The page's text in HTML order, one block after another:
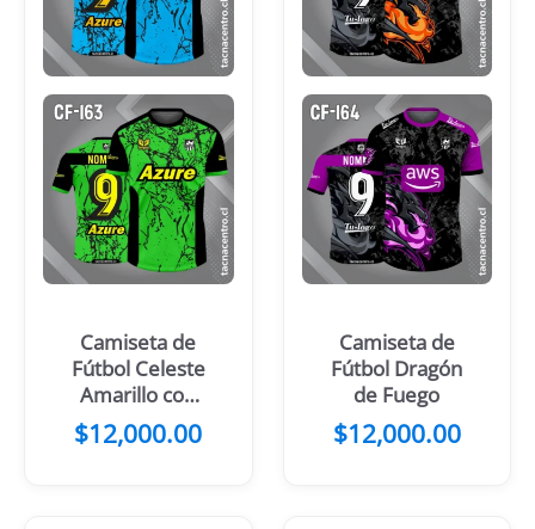
Camiseta de
Fútbol Celeste
Amarillo con
mangas negras
$12,000.00
Camiseta de
Fútbol Dragón
de Fuego
$12,000.00